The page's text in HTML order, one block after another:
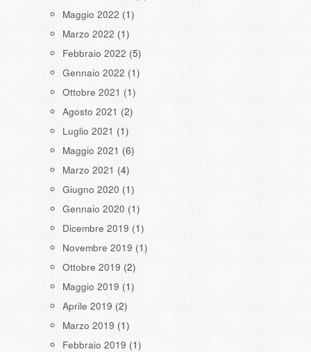
Maggio 2022 (1)
Marzo 2022 (1)
Febbraio 2022 (5)
Gennaio 2022 (1)
Ottobre 2021 (1)
Agosto 2021 (2)
Luglio 2021 (1)
Maggio 2021 (6)
Marzo 2021 (4)
Giugno 2020 (1)
Gennaio 2020 (1)
Dicembre 2019 (1)
Novembre 2019 (1)
Ottobre 2019 (2)
Maggio 2019 (1)
Aprile 2019 (2)
Marzo 2019 (1)
Febbraio 2019 (1)